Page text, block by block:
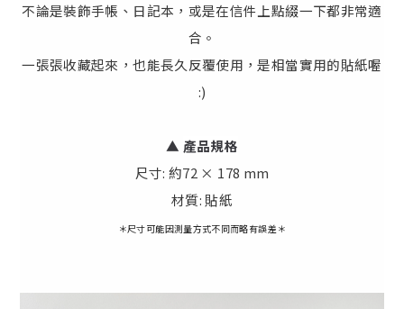
不論是裝飾手帳、日記本，或是在信件上點綴一下都非常適
合。
一張張收藏起來，也能長久反覆使用，是相當實用的貼紙喔
:)
▲ 產品規格
尺寸: 約72 × 178 mm
材質: 貼紙
＊尺寸可能因測量方式不同而略有誤差＊